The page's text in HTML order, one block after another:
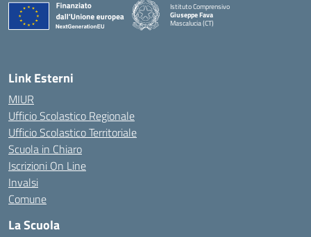
Istituto Comprensivo
Giuseppe Fava
Mascalucia (CT)
Link Esterni
MIUR
Ufficio Scolastico Regionale
Ufficio Scolastico Territoriale
Scuola in Chiaro
Iscrizioni On Line
Invalsi
Comune
La Scuola